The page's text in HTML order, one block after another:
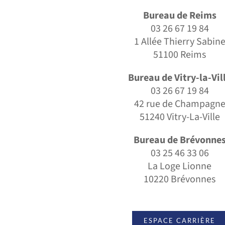
Bureau de Reims
03 26 67 19 84
1 Allée Thierry Sabine
51100 Reims
Bureau de Vitry-la-
03 26 67 19 84
42 rue de Champagne
51240 Vitry-La-Ville
Bureau de
03 25 46 33 06
La Loge Lionne
10220 Brévonnes
ESPACE CARRIÈRE